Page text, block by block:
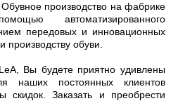
производство на фабрике
автоматизированного
передовых и инновационных
и производству обуви.
Вы будете приятно удивлены
наших постоянных клиентов
скидок. Заказать и преобрести